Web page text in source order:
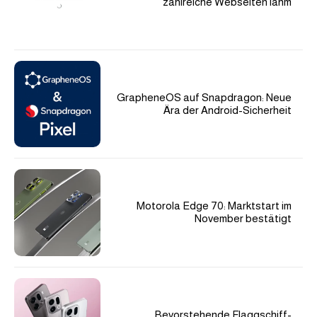
GrapheneOS auf Snapdragon: Neue
Ära der Android-Sicherheit
Motorola Edge 70: Marktstart im
November bestätigt
Bevorstehende Flaggschiff-